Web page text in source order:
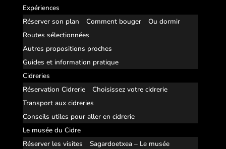
Expériences
Réserver son plan
Comment bouger
Ou dormir
Routes sélectionnées
Autres propositions proches
Guides et information pratique
Cidreries
Réservation Cidrerie
Choisissez votre cidrerie
Transport aux cidreries
Conseils utiles pour aller en cidrerie
Le musée du Cidre
Réserver les visites
Sagardoetxea – Le musée